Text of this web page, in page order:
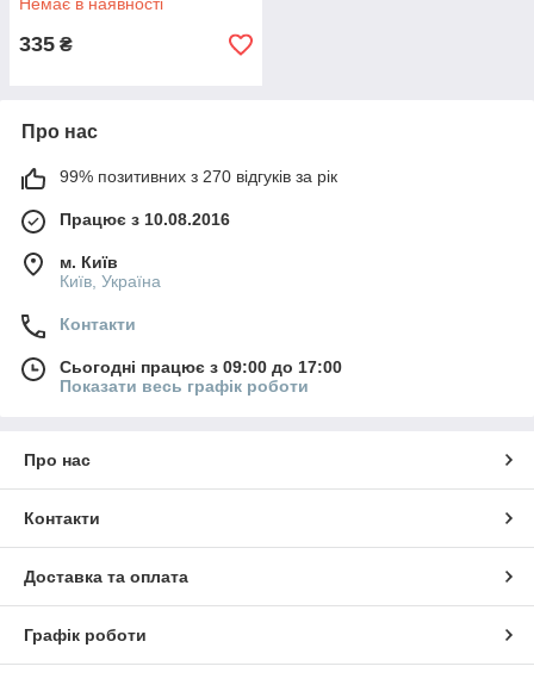
335 ₴
Про нас
99% позитивних з 270 відгуків за рік
Працює з 10.08.2016
м. Київ
Київ, Україна
Контакти
Сьогодні працює з 09:00 до 17:00
Показати весь графік роботи
Про нас
Контакти
Доставка та оплата
Графік роботи